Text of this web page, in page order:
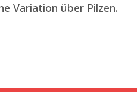
Variation über Pilzen.